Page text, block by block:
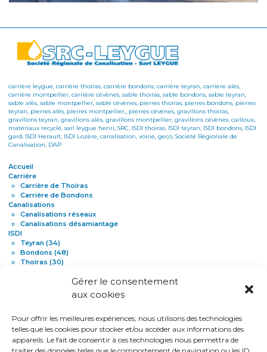
Gérer le consentement
aux cookies
Pour offrir les meilleures expériences, nous utilisons des technologies
telles que les cookies pour stocker et/ou accéder aux informations des
appareils. Le fait de consentir à ces technologies nous permettra de
carrière leygue, carrière thoiras, carrière bondons, carrière teyran, carrière alès,
carrière montpellier, carrière cévènes, sable thoiras, sable bondons, sable teyran,
sable alès, sable montpellier, sable cévènes, pierres thoiras, pierres bondons, pierres
teyran, pierres alès, pierres montpellier,, pierres cévènes, gravillons thoiras,
gravillons teyran, gravillons alès, gravillons montpellier, gravillons cévènes, cailloux,
matériaux recyclé, sarl leygue henri, SRC, ISDI thoiras, ISDI teyran, ISDI bondons, ISDI
gard, ISDI Herault, ISDI Lozère, canalisation, voirie, geco, Société Régionale de
Canalisation, DAP
Accueil
Carrière
Carrière de Thoiras
Carrière de Bondons
Canalisations
Canalisations réseaux
Canalisations désamiantage
ISDI
Teyran (34)
Bondons (48)
Thoiras (30)